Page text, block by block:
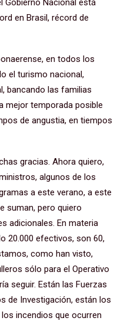
Gobierno Nacional está
en Brasil, récord de
en todos los
el turismo nacional,
bancando las familias
mejor temporada posible
de angustia, en tiempos
gracias. Ahora quiero,
algunos de los
a este verano, a este
suman, pero quiero
adicionales. En materia
20.000 efectivos, son 60,
como han visto,
sólo para el Operativo
seguir. Están las Fuerzas
de Investigación, están los
incendios que ocurren